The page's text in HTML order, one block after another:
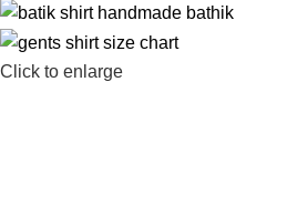
Click to enlarge